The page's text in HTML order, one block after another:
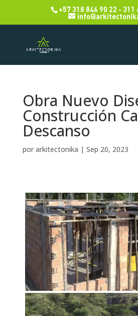
+57 318 846 90 22 - 311
Obra Nuevo
Construcción
Descanso
por arkitectonika | Sep 20, 2023